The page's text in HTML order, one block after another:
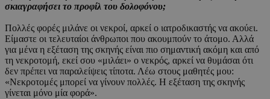
σκιαγραφήσει το προφίλ του δολοφόνου;
Πολλές φορές μιλάνε οι νεκροί, αρκεί ο ιατροδικαστής να ακούει.
Είμαστε οι τελευταίοι άνθρωποι που ακουμπούν το άτομο. Αλλά
για μένα η εξέταση της σκηνής είναι πιο σημαντική ακόμη και από
τη νεκροτομή, εκεί σου «μιλάει» ο νεκρός, αρκεί να θυμάσαι ότι
δεν πρέπει να παραλείψεις τίποτα. Λέω στους μαθητές μου:
«Νεκροτομές μπορεί να γίνουν πολλές. Η εξέταση της σκηνής
γίνεται μόνο μία φορά».